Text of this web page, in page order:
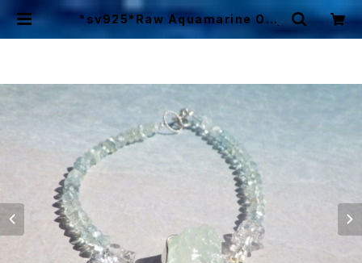
*sv925*Raw Aquamarine Oce
an Bracelet ☆アクアマリン原石 |